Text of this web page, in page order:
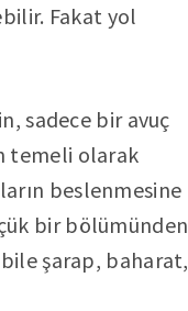
Fakat yol
sadece bir avuç
temeli olarak
beslenmesine
bir bölümünden
şarap, baharat,